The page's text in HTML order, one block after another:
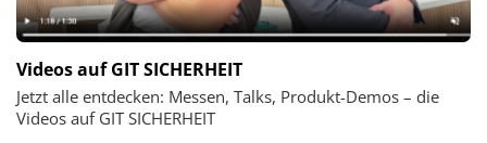
Videos auf GIT SICHERHEIT
Jetzt alle entdecken: Messen, Talks, Produkt-Demos – die
Videos auf GIT SICHERHEIT